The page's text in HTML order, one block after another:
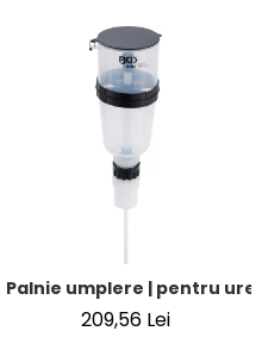
Palnie umplere | pentru
209,56 Lei